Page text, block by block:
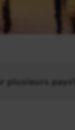
plusieurs pays